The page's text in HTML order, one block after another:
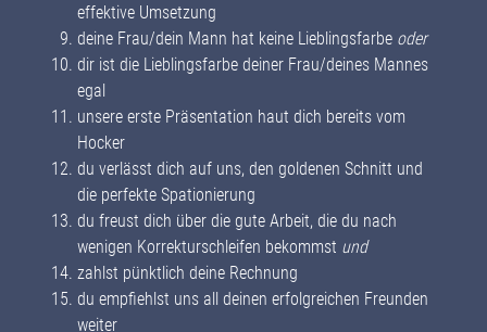
effektive Umsetzung
deine Frau/dein Mann hat keine Lieblingsfarbe oder
dir ist die Lieblingsfarbe deiner Frau/deines Mannes
egal
unsere erste Präsentation haut dich bereits vom
Hocker
du verlässt dich auf uns, den goldenen Schnitt und
die perfekte Spationierung
du freust dich über die gute Arbeit, die du nach
wenigen Korrekturschleifen bekommst und
zahlst pünktlich deine Rechnung
du empfiehlst uns all deinen erfolgreichen Freunden
weiter